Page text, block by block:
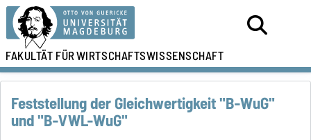
FAKULTÄT FÜRWIRTSCHAFTSWISSENSCHAFT
Feststellung der Gleichwertigkeit "B-WuG"
und "B-VWL-WuG"